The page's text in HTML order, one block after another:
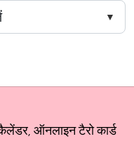
ऑनलाइन टैरो कार्ड